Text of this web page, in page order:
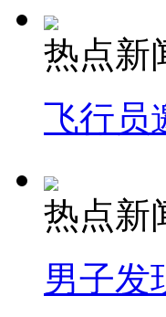
热点新
飞行员
热点新
男子发